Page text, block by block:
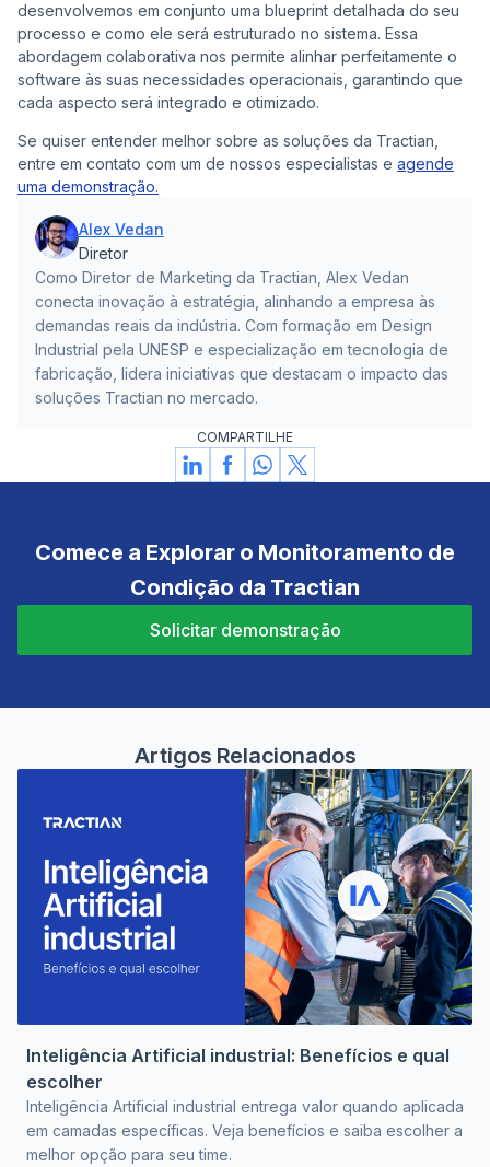
desenvolvemos em conjunto uma blueprint detalhada do seu
processo e como ele será estruturado no sistema. Essa
abordagem colaborativa nos permite alinhar perfeitamente o
software às suas necessidades operacionais, garantindo que
cada aspecto será integrado e otimizado.
Se quiser entender melhor sobre as soluções da Tractian,
entre em contato com um de nossos especialistas e agende
uma demonstração.
Alex Vedan
Diretor
Como Diretor de Marketing da Tractian, Alex Vedan
conecta inovação à estratégia, alinhando a empresa às
demandas reais da indústria. Com formação em Design
Industrial pela UNESP e especialização em tecnologia de
fabricação, lidera iniciativas que destacam o impacto das
soluções Tractian no mercado.
COMPARTILHE
Comece a Explorar o Monitoramento de
Condição da Tractian
Solicitar demonstração
Artigos Relacionados
Inteligência Artificial industrial: Benefícios e qual
escolher
Inteligência Artificial industrial entrega valor quando aplicada
em camadas específicas. Veja benefícios e saiba escolher a
melhor opção para seu time.